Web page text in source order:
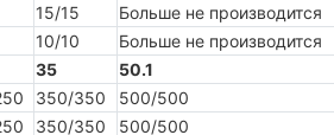
15/15 Больше не производится
10/10 Больше не производится
35 50.1
350/350 500/500
350/350 500/500